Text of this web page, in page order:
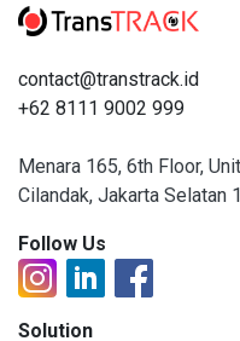
contact@transtrack.id
+62 8111 9002 999
Menara 165, 6th Floor,
Cilandak, Jakarta Selatan
Follow Us
Solution